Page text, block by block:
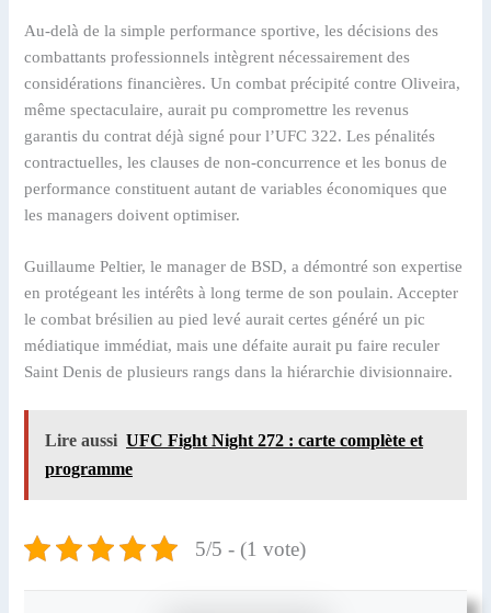
Au-delà de la simple performance sportive, les décisions des
combattants professionnels intègrent nécessairement des
considérations financières. Un combat précipité contre Oliveira,
même spectaculaire, aurait pu compromettre les revenus
garantis du contrat déjà signé pour l’UFC 322. Les pénalités
contractuelles, les clauses de non-concurrence et les bonus de
performance constituent autant de variables économiques que
les managers doivent optimiser.
Guillaume Peltier, le manager de BSD, a démontré son expertise
en protégeant les intérêts à long terme de son poulain. Accepter
le combat brésilien au pied levé aurait certes généré un pic
médiatique immédiat, mais une défaite aurait pu faire reculer
Saint Denis de plusieurs rangs dans la hiérarchie divisionnaire.
Lire aussi UFC Fight Night 272 : carte complète et
programme
5/5 - (1 vote)